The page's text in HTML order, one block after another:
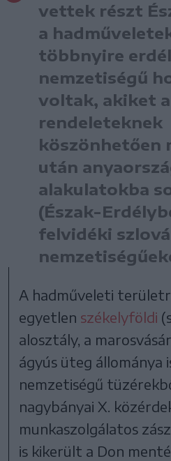
vettek részt
a
többnyire
nemzetiségű
voltak, akiket
rendeleteknek
köszönhetően
után
alakulatokba
(Észak-
felvidéki
A hadműveleti
egyetlen székelyföldi
alosztály, a
ágyús üteg állománya
nemzetiségű
nagybányai X.
munkaszolgálatos
is kikerült a Don